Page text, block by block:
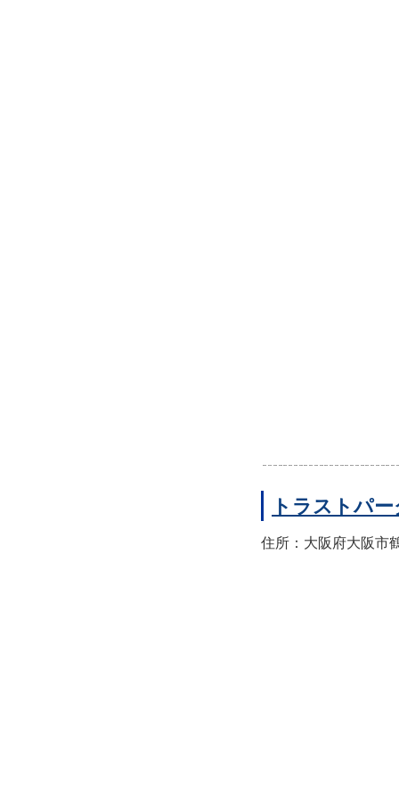
トラストパ
住所：大阪府大阪市